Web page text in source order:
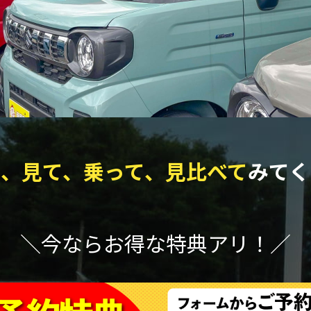
見て、乗って、見比べてみて
＼今ならお得な特典アリ！／